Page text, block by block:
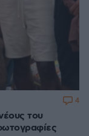
του
4